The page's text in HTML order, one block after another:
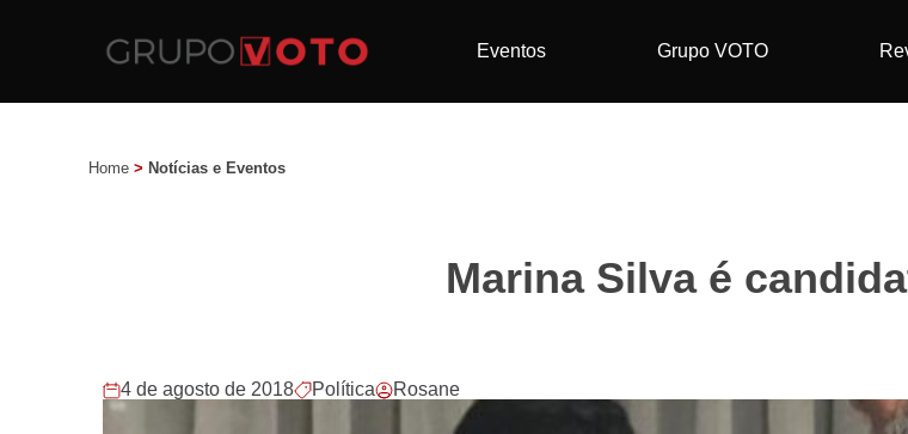
Eventos Grupo VOTO
Home > Notícias e Eventos
Marina Silva é
4 de agosto de 2018 Política Rosane